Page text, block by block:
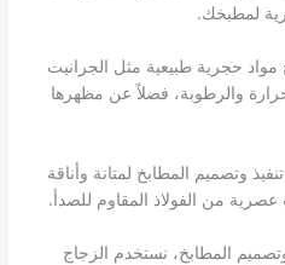
لمطبخك.
حجرية طبيعية مثل الجرانيت
والرطوبة، فضلاً عن مظهرها
وتصميم المطابخ لمتانة وأناقة
من الفولاذ المقاوم للصدأ.
المطابخ، نستخدم الزجاج